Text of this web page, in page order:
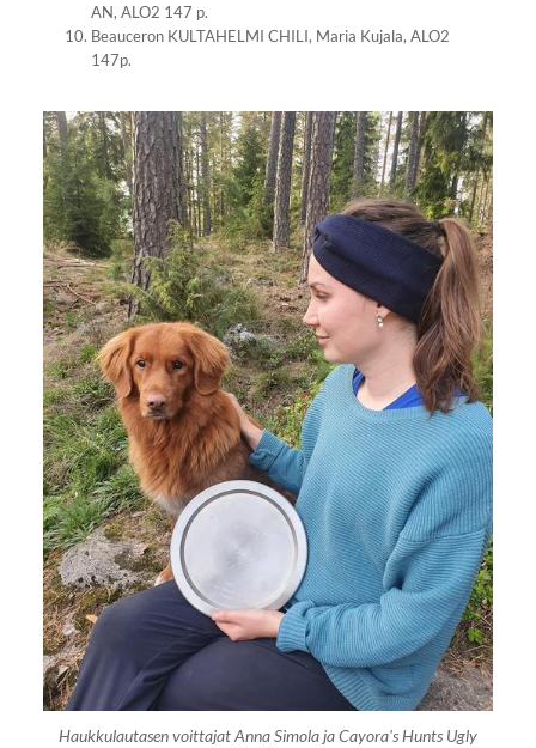
AN, ALO2 147 p.
Beauceron KULTAHELMI CHILI, Maria Kujala, ALO2
147p.
Haukkulautasen voittajat Anna Simola ja Cayora's Hunts Ugly